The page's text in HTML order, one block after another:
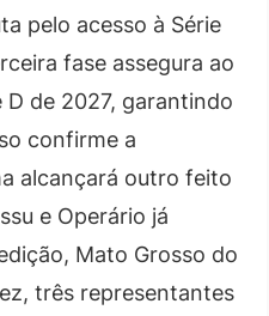
pelo acesso à Série
fase assegura ao
D de 2027, garantindo
confirme a
alcançará outro feito
e Operário já
Mato Grosso do
três representantes